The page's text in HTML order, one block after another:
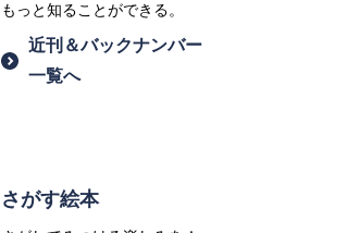
もっと知ることができる。
近刊＆バックナンバー
一覧へ
さがす絵本